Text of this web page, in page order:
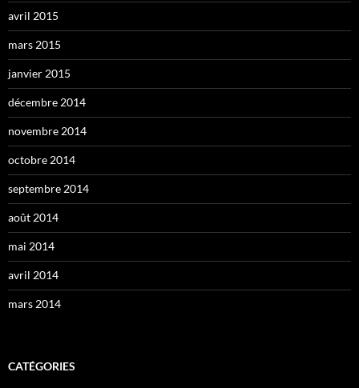
avril 2015
mars 2015
janvier 2015
décembre 2014
novembre 2014
octobre 2014
septembre 2014
août 2014
mai 2014
avril 2014
mars 2014
CATÉGORIES